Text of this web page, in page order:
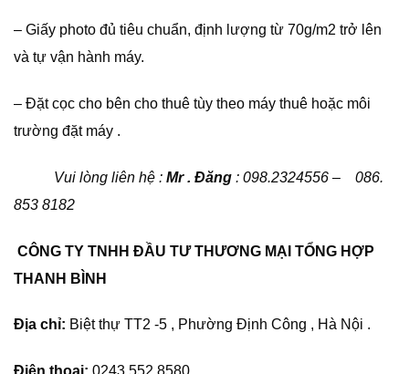
– Giấy photo đủ tiêu chuẩn, định lượng từ 70g/m2 trở lên
và tự vận hành máy.
– Đặt cọc cho bên cho thuê tùy theo máy thuê hoặc môi
trường đặt máy .
Vui lòng liên hệ : Mr . Đăng : 098.2324556 – 086.
853 8182
CÔNG TY TNHH ĐẦU TƯ THƯƠNG MẠI TỔNG HỢP
THANH BÌNH
Địa chỉ: Biệt thự TT2 -5 , Phường Định Công , Hà Nội .